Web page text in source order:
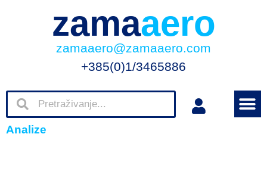
zamaaero
zamaaero@zamaaero.com
+385(0)1/3465886
Analize